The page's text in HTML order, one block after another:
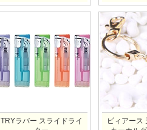
TRYラバー スライドライ
ピィアース